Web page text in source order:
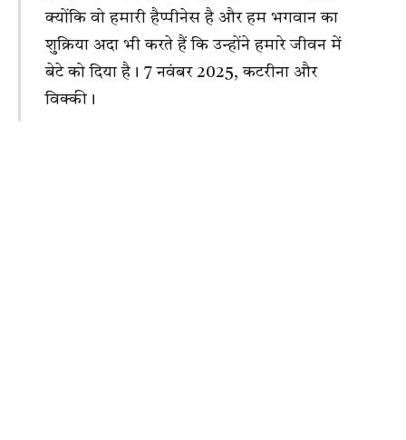
क्योंकि वो हमारी हैप्पीनेस है और हम भगवान का
शुक्रिया अदा भी करते हैं कि उन्होंने हमारे जीवन में
बेटे को दिया है। 7 नवंबर 2025, कटरीना और
विक्की।